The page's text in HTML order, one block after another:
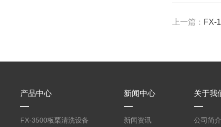
上一篇： FX-
产品中心
FX-3500板栗清洗设备
新闻中心
新闻资讯
关于我
公司简介